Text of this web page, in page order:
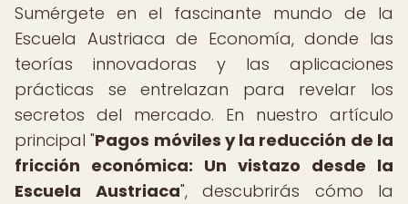
Sumérgete en el fascinante mundo de la
Escuela Austriaca de Economía, donde las
teorías innovadoras y las aplicaciones
prácticas se entrelazan para revelar los
secretos del mercado. En nuestro artículo
principal "Pagos móviles y la reducción de la
fricción económica: Un vistazo desde la
Escuela Austriaca", descubrirás cómo la